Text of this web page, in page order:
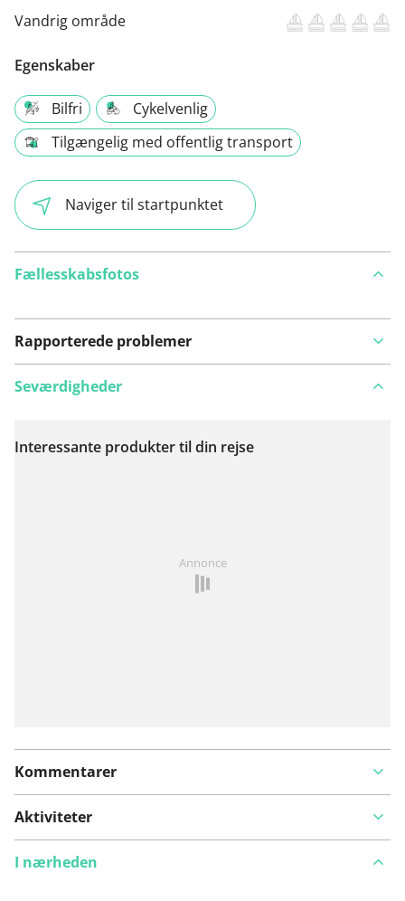
Vandrig område
Egenskaber
Bilfri
Cykelvenlig
Tilgængelig med offentlig transport
Naviger til startpunktet
Fællesskabsfotos
Rapporterede problemer
Se på kort
Seværdigheder
Interessante produkter til din rejse
Annonce
Kommentarer
Aktiviteter
I nærheden